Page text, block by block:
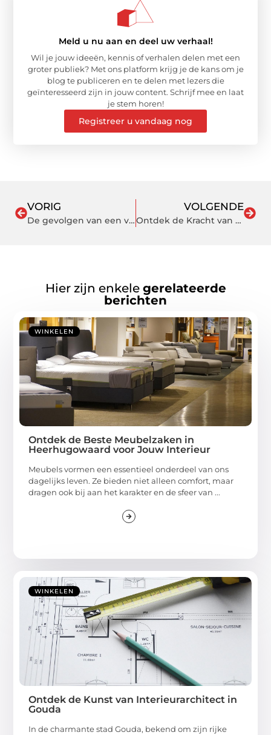
Meld u nu aan en deel uw verhaal!
Wil je jouw ideeën, kennis of verhalen delen met een
groter publiek? Met ons platform krijg je de kans om je
blog te publiceren en te delen met lezers die
geïnteresseerd zijn in jouw content. Schrijf mee en laat
je stem horen!
Registreer u vandaag nog
VORIG
De gevolgen van een veranda voor je woonbeleving
VOLGENDE
Ontdek de Kracht van een Notaris in Zoetermeer voor Jouw Huis en Bedrijf
Hier zijn enkele gerelateerde
berichten
WINKELEN
Ontdek de Beste Meubelzaken in
Heerhugowaard voor Jouw Interieur
Meubels vormen een essentieel onderdeel van ons
dagelijks leven. Ze bieden niet alleen comfort, maar
dragen ook bij aan het karakter en de sfeer van ...
WINKELEN
Ontdek de Kunst van Interieurarchitect in
Gouda
In de charmante stad Gouda, bekend om zijn rijke